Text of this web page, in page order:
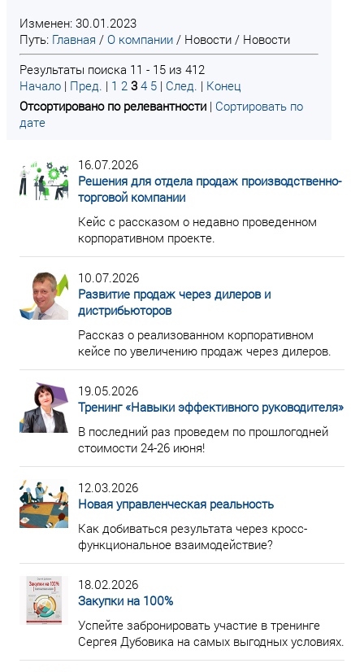
Изменен: 30.01.2023
Путь: Главная / О компании / Новости / Новости
Результаты поиска 11 - 15 из 412
Начало | Пред. | 1 2 3 4 5 | След. | Конец
Отсортировано по релевантности | Сортировать по
дате
16.07.2026
Решения для отдела продаж производственно-
торговой компании
Кейс с рассказом о недавно проведенном
корпоративном проекте.
10.07.2026
Развитие продаж через дилеров и
дистрибьюторов
Рассказ о реализованном корпоративном
кейсе по увеличению продаж через дилеров.
19.05.2026
Тренинг «Навыки эффективного руководителя»
В последний раз проведем по прошлогодней
стоимости 24-26 июня!
12.03.2026
Новая управленческая реальность
Как добиваться результата через кросс-
функциональное взаимодействие?
18.02.2026
Закупки на 100%
Успейте забронировать участие в тренинге
Сергея Дубовика на самых выгодных условиях.